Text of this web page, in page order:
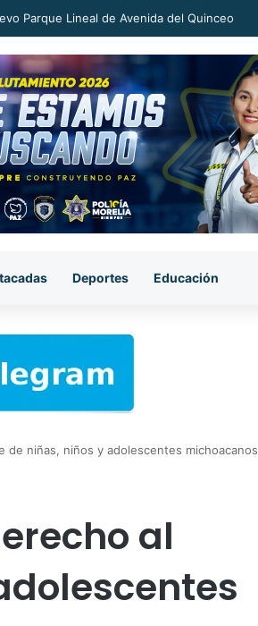
del ex alcalde Carlos Manzo
Deportes Educación
de niñas, niños y adolescentes michoacanos
al